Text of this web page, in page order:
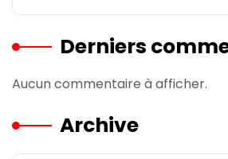
Derniers
Aucun commentaire à afficher.
Archive